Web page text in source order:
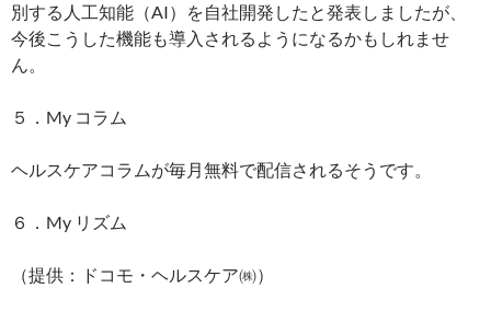
別する人工知能（AI）を自社開発したと発表しましたが、
今後こうした機能も導入されるようになるかもしれませ
ん。
５．My コラム
ヘルスケアコラムが毎月無料で配信されるそうです。
６．My リズム
（提供：ドコモ・ヘルスケア㈱）